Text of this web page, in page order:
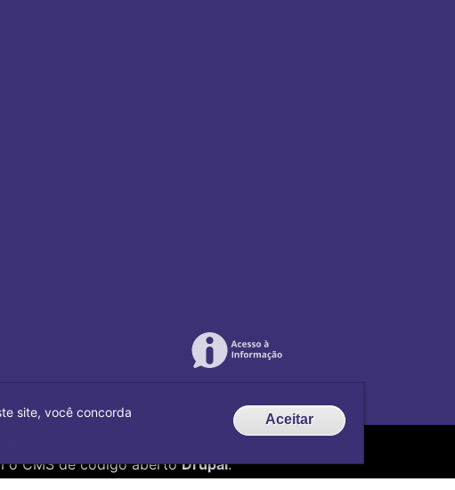
o CMS de código abertoDrupal.
site, você concorda
Aceitar